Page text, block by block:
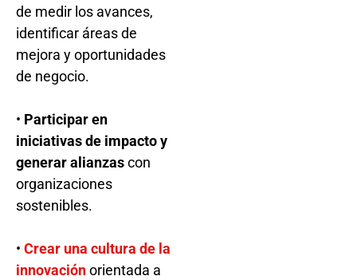
de medir los avances,
identificar áreas de
mejora y oportunidades
de negocio.
• Participar en
iniciativas de impacto y
generar alianzascon
organizaciones
sostenibles.
• Crear una cultura de la
innovaciónorientada a